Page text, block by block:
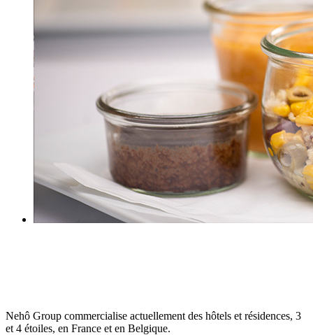
Nehô Group commercialise actuellement des hôtels et résidences, 3
et 4 étoiles, en France et en Belgique.